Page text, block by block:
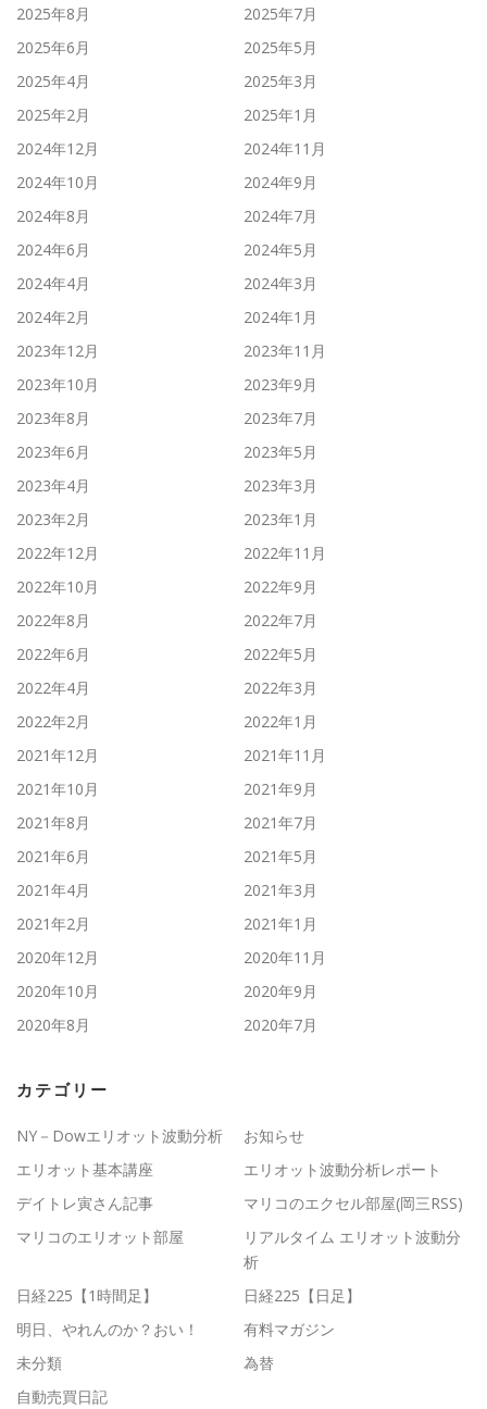
2025年8月
2025年7月
2025年6月
2025年5月
2025年4月
2025年3月
2025年2月
2025年1月
2024年12月
2024年11月
2024年10月
2024年9月
2024年8月
2024年7月
2024年6月
2024年5月
2024年4月
2024年3月
2024年2月
2024年1月
2023年12月
2023年11月
2023年10月
2023年9月
2023年8月
2023年7月
2023年6月
2023年5月
2023年4月
2023年3月
2023年2月
2023年1月
2022年12月
2022年11月
2022年10月
2022年9月
2022年8月
2022年7月
2022年6月
2022年5月
2022年4月
2022年3月
2022年2月
2022年1月
2021年12月
2021年11月
2021年10月
2021年9月
2021年8月
2021年7月
2021年6月
2021年5月
2021年4月
2021年3月
2021年2月
2021年1月
2020年12月
2020年11月
2020年10月
2020年9月
2020年8月
2020年7月
カテゴリー
NY－Dowエリオット波動分析
お知らせ
エリオット基本講座
エリオット波動分析レポート
デイトレ寅さん記事
マリコのエクセル部屋(岡三RSS)
マリコのエリオット部屋
リアルタイム エリオット波動分
析
日経225【1時間足】
日経225【日足】
明日、やれんのか？おい！
有料マガジン
未分類
為替
自動売買日記